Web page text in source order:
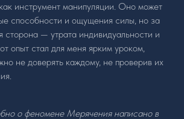
инструмент манипуляции. Оно может
способности и ощущения силы, но за
сторона — утрата индивидуальности и
опыт стал для меня ярким уроком,
не доверять каждому, не проверив их
о феномене Мерячения написано в